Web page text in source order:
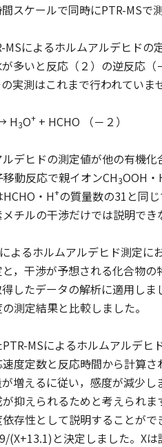
スケールで同時にPTR-MSで
によるホルムアルデヒドの
多いと反応（２）の逆反応
実測はこれまで行われていま
H3O+ + HCHO （－２）
デヒドの測定値が他の有機
動反応で親イオンCH3OOH・
・H+の質量数の31と同
チルの干渉だけでは説明でき
よるホルムアルデヒド測定に
，干渉が予想される化合物
したデータの解析に適用し
測定結果と比較しました。
MSによるホルムアルデヒ
度定数と反応時間から計算
増えるに従い，感度が減少
が抑えられるためと考えられ
存性として説明することが
と決定しました。X